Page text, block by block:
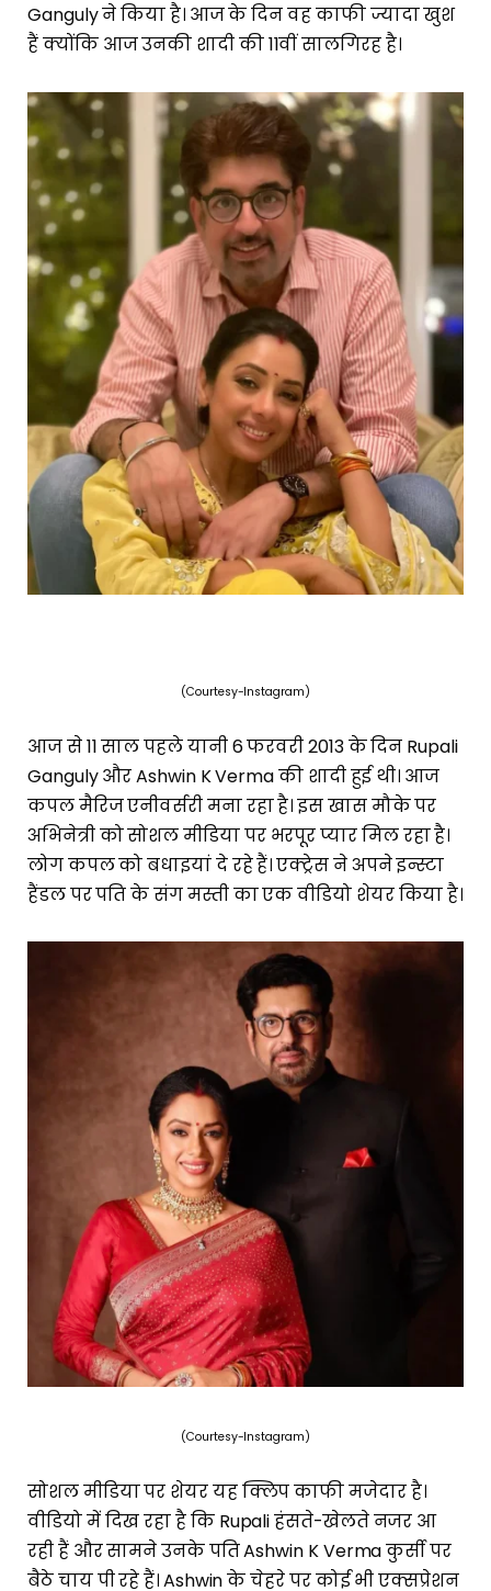
Ganguly ने किया है। आज के दिन वह काफी ज्यादा खुश
हैं क्योंकि आज उनकी शादी की 11वीं सालगिरह है।
(Courtesy-Instagram)
आज से 11 साल पहले यानी 6 फरवरी 2013 के दिन Rupali
Ganguly और Ashwin K Verma की शादी हुई थी। आज
कपल मैरिज एनीवर्सरी मना रहा है। इस खास मौके पर
अभिनेत्री को सोशल मीडिया पर भरपूर प्यार मिल रहा है।
लोग कपल को बधाइयां दे रहे हैं। एक्ट्रेस ने अपने इन्स्टा
हैंडल पर पति के संग मस्ती का एक वीडियो शेयर किया है।
(Courtesy-Instagram)
सोशल मीडिया पर शेयर यह क्लिप काफी मजेदार है।
वीडियो में दिख रहा है कि Rupali हंसते-खेलते नजर आ
रही हैं और सामने उनके पति Ashwin K Verma कुर्सी पर
बैठे चाय पी रहे हैं। Ashwin के चेहरे पर कोई भी एक्सप्रेशन